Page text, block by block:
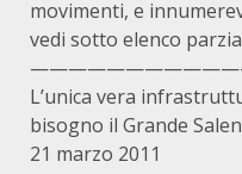
movimenti, e
vedi sotto elenco
L’unica vera
bisogno il Grande
21 marzo 2011